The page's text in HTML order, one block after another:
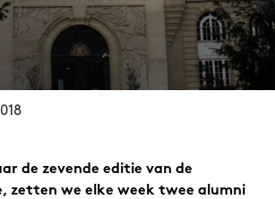
de zevende editie van de
zetten we elke week twee alumni